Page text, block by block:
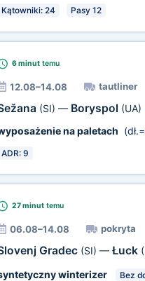
Kątowniki: 24 Pasy 12
6 minuttemu
12.08–14.08 tautliner
(SI) — Boryspol (UA)
na paletach (dł.=
ADR: 9
27 minuttemu
06.08–14.08 pokryta
Gradec (SI) — Łuck
winterizer
Bez